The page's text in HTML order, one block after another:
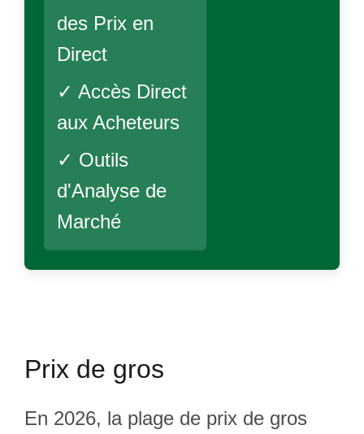
des Prix en
Direct
✓ Accès Direct
aux Acheteurs
✓ Outils
d'Analyse de
Marché
Prix de gros
En 2026, la plage de prix de gros